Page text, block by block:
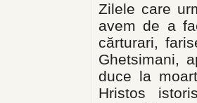
Zilele care
avem de a
cărturari,
Ghetsimani,
duce la
Hristos